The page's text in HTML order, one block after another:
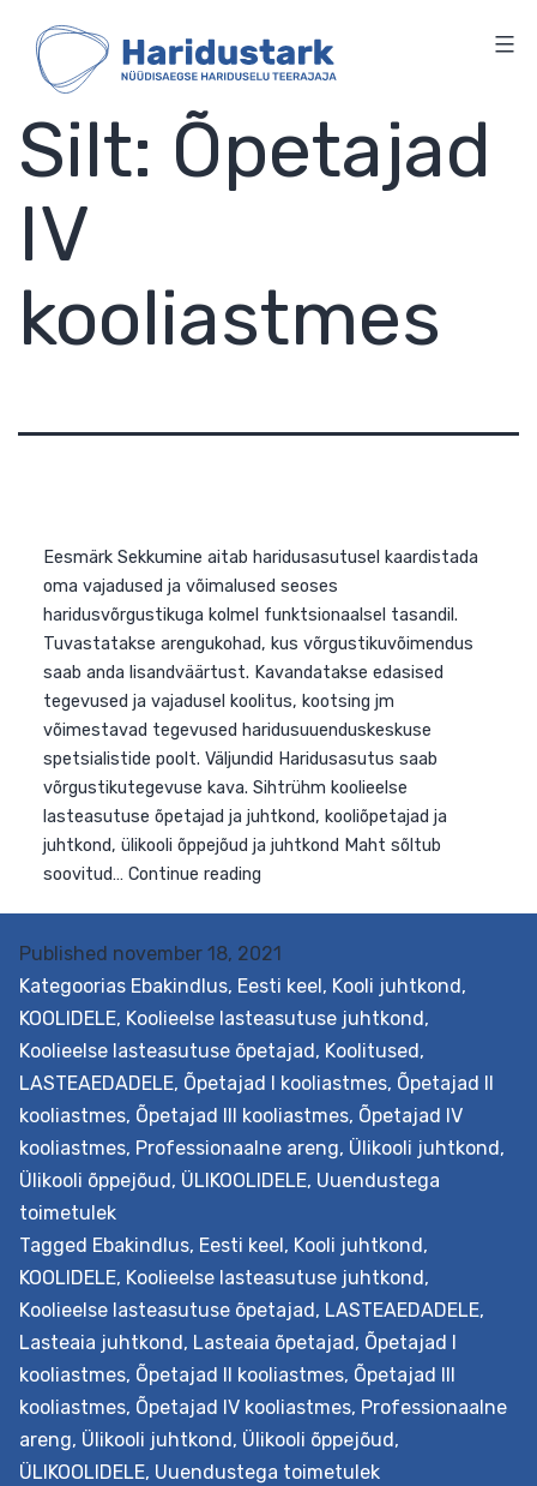
content
Silt: Õpetajad
IV
kooliastmes
Eesmärk Sekkumine aitab haridusasutusel kaardistada
oma vajadused ja võimalused seoses
haridusvõrgustikuga kolmel funktsionaalsel tasandil.
Tuvastatakse arengukohad, kus võrgustikuvõimendus
saab anda lisandväärtust. Kavandatakse edasised
tegevused ja vajadusel koolitus, kootsing jm
võimestavad tegevused haridusuuenduskeskuse
spetsialistide poolt. Väljundid Haridusasutus saab
võrgustikutegevuse kava. Sihtrühm koolieelse
toetuspakett
Published november 18, 2021
Kategoorias Ebakindlus, Eesti keel, Kooli juhtkond,
KOOLIDELE, Koolieelse lasteasutuse juhtkond,
Koolieelse lasteasutuse õpetajad, Koolitused,
LASTEAEDADELE, Õpetajad I kooliastmes, Õpetajad II
kooliastmes, Õpetajad III kooliastmes, Õpetajad IV
kooliastmes, Professionaalne areng, Ülikooli juhtkond,
Ülikooli õppejõud, ÜLIKOOLIDELE, Uuendustega
toimetulek
Tagged Ebakindlus, Eesti keel, Kooli juhtkond,
KOOLIDELE, Koolieelse lasteasutuse juhtkond,
Koolieelse lasteasutuse õpetajad, LASTEAEDADELE,
Lasteaia juhtkond, Lasteaia õpetajad, Õpetajad I
kooliastmes, Õpetajad II kooliastmes, Õpetajad III
kooliastmes, Õpetajad IV kooliastmes, Professionaalne
areng, Ülikooli juhtkond, Ülikooli õppejõud,
ÜLIKOOLIDELE, Uuendustega toimetulek